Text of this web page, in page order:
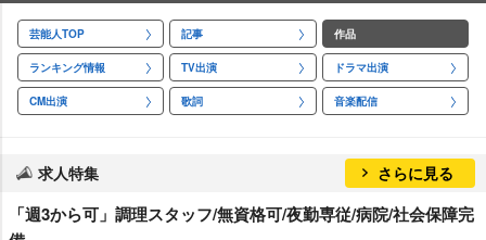
芸能人TOP 記事 作品
ランキング情報 TV出演 ドラマ出演
CM出演 歌詞 音楽配信
求人特集 さらに見る
「週3から可」調理スタッフ/無資格可/夜勤専従/病院/社会保障完